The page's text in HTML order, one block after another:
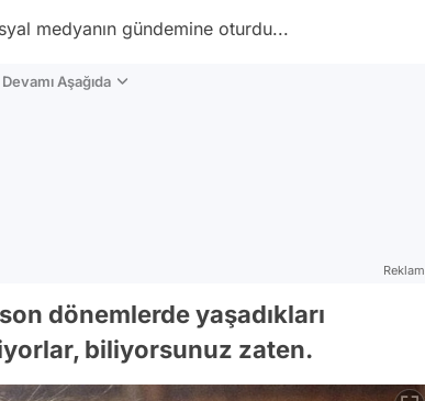
medyanın gündemine oturdu...
Aşağıda
Reklam
dönemlerde yaşadıkları
biliyorsunuz zaten.